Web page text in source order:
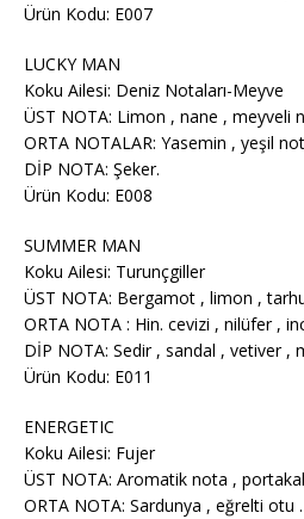
Ürün Kodu: E007
LUCKY MAN
Koku Ailesi: Deniz Notaları-Meyve
ÜST NOTA: Limon , nane , meyveli
ORTA NOTALAR: Yasemin , yeşil
DİP NOTA: Şeker.
Ürün Kodu: E008
SUMMER MAN
Koku Ailesi: Turunçgiller
ÜST NOTA: Bergamot , limon ,
ORTA NOTA : Hin. cevizi , nilüfer ,
DİP NOTA: Sedir , sandal , vetiver ,
Ürün Kodu: E011
ENERGETIC
Koku Ailesi: Fujer
ÜST NOTA: Aromatik nota ,
ORTA NOTA: Sardunya , eğrelti otu .